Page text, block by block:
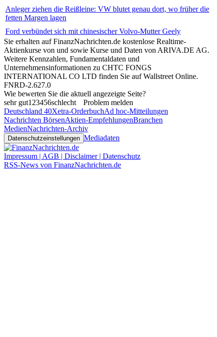
Anleger ziehen die Reißleine: VW blutet genau dort, wo früher die
fetten Margen lagen
Ford verbündet sich mit chinesischer Volvo-Mutter Geely
Sie erhalten auf FinanzNachrichten.de kostenlose Realtime-
Aktienkurse von und sowie Kurse und Daten von ARIVA.DE AG.
Weitere Kennzahlen, Fundamentaldaten und
Unternehmensinformationen zu CHTC FONGS
INTERNATIONAL CO LTD finden Sie aufWallstreet Online.
FNRD-2.627.0
Wie bewerten Sie die aktuell angezeigte Seite?
sehr gut1 23456schlecht
Problem melden
Deutschland 40Xetra-OrderbuchAd hoc-Mitteilungen
Nachrichten BörsenAktien-EmpfehlungenBranchen
MedienNachrichten-Archiv
Datenschutzeinstellungen Mediadaten
Impressum | AGB | Disclaimer | Datenschutz
RSS-News von FinanzNachrichten.de